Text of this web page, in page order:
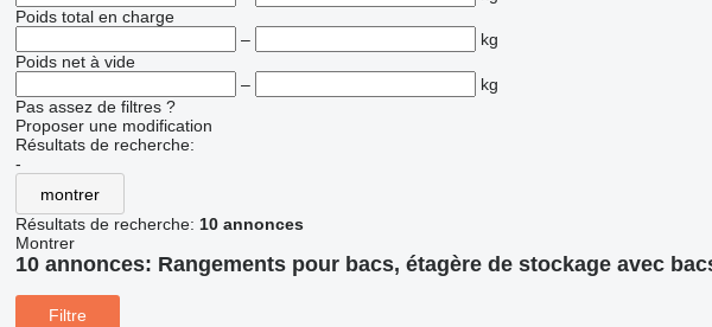
Poids total en charge
–
kg
Poids net à vide
–
kg
Pas assez de filtres ?
Proposer une modification
Résultats de recherche:
-
montrer
Résultats de recherche: 10 annonces
Montrer
10 annonces: Rangements pour bacs, étagère de stockage avec
Filtre